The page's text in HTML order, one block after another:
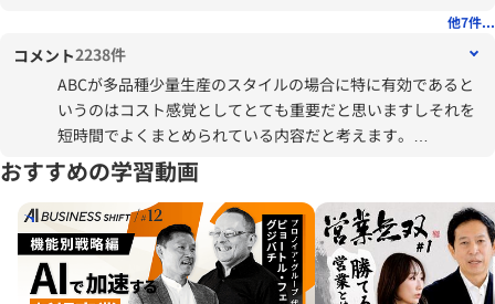
他7件...
コメント2238件
ABCが多品種少量生産のスタイルの場合に特に有効であると
いうのはコスト感覚としてとても重要だと思いますしそれを
短時間でよくまとめられている内容だと考えます。
ただ、ABCが画期的な考え方であることを実感するためのバ
ックボーンとして、日商簿記２級レベルの総合原価計算（＝
「伝統的な原価計算」）についての理解がないと深く腹落ち
しないのかも、という気がしますので、視聴者の事前知識次
第で納得感に差が出るのではないでしょうか。
おすすめの学習動画